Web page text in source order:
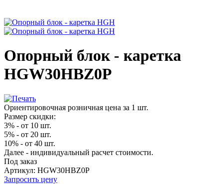
Опорный блок - каретка
HGW30HBZ0P
Ориентировочная розничная цена за 1 шт.
Размер скидки:
3% - от 10 шт.
5% - от 20 шт.
10% - от 40 шт.
Далее - индивидуальный расчет стоимости.
Под заказ
Артикул: HGW30HBZ0P
Запросить цену